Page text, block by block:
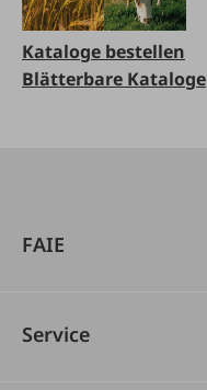
Kataloge bestellen
Blätterbare Kataloge
FAIE
Service